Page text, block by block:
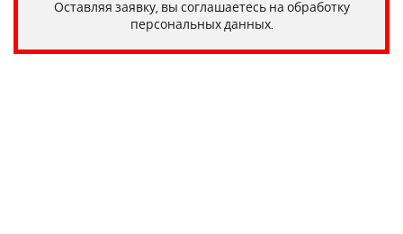
Оставляя заявку, вы соглашаетесь на обработку
персональных данных.